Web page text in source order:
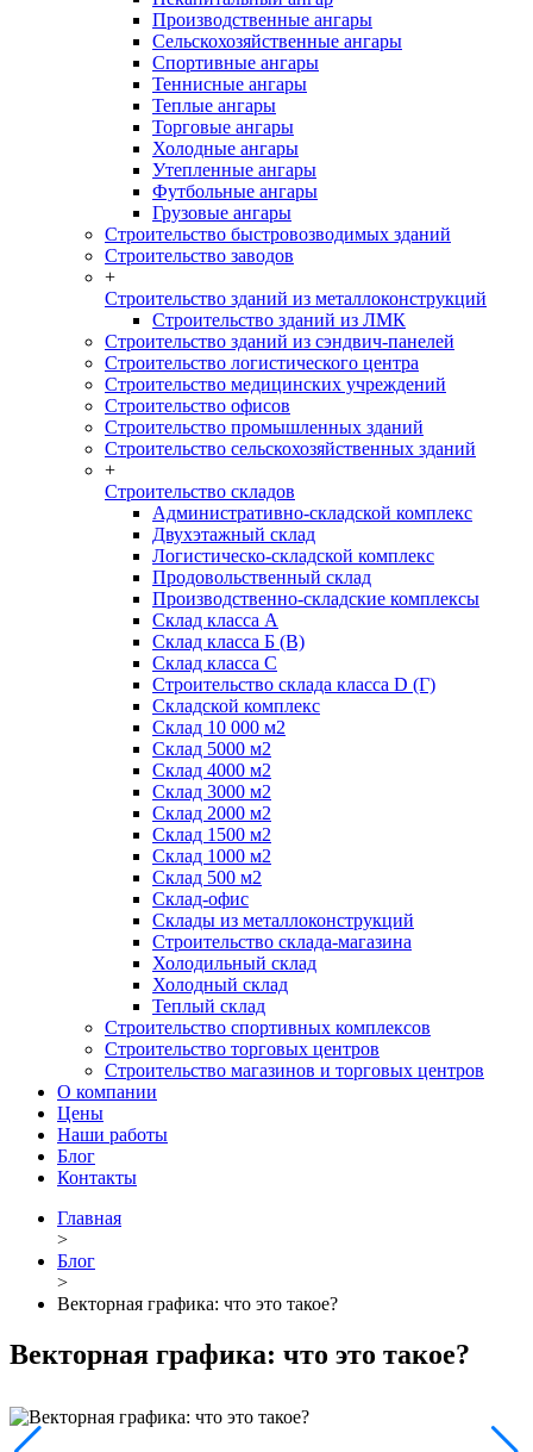
Производственные ангары
Сельскохозяйственные ангары
Спортивные ангары
Теннисные ангары
Теплые ангары
Торговые ангары
Холодные ангары
Утепленные ангары
Футбольные ангары
Грузовые ангары
Строительство быстровозводимых зданий
Строительство заводов
+
Строительство зданий из металлоконструкций
Строительство зданий из ЛМК
Строительство зданий из сэндвич-панелей
Строительство логистического центра
Строительство медицинских учреждений
Строительство офисов
Строительство промышленных зданий
Строительство сельскохозяйственных зданий
+
Строительство складов
Административно-складской комплекс
Двухэтажный склад
Логистическо-складской комплекс
Продовольственный склад
Производственно-складские комплексы
Склад класса А
Склад класса Б (B)
Склад класса С
Строительство склада класса D (Г)
Складской комплекс
Склад 10 000 м2
Склад 5000 м2
Склад 4000 м2
Склад 3000 м2
Склад 2000 м2
Склад 1500 м2
Склад 1000 м2
Склад 500 м2
Склад-офис
Склады из металлоконструкций
Строительство склада-магазина
Холодильный склад
Холодный склад
Теплый склад
Строительство спортивных комплексов
Строительство торговых центров
Строительство магазинов и торговых центров
О компании
Цены
Наши работы
Блог
Контакты
Главная
>
Блог
>
Векторная графика: что это такое?
Векторная графика: что это такое?